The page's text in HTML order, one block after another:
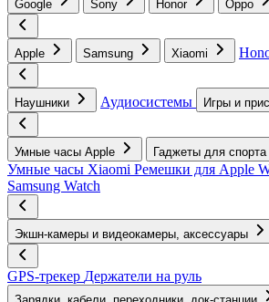
Google
Sony Honor Oppo
Apple Samsung Xiaomi
Наушники Аудиосистемы Игры и
Умные часы Apple Гаджеты для спорта
Умные часы Xiaomi Ремешки для Apple
Samsung Watch
Экшн-камеры и видеокамеры, аксессуары
GPS-трекер Держатели на руль